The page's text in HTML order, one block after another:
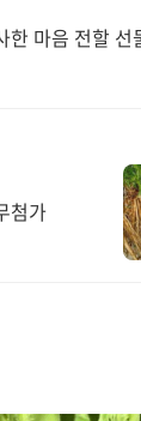
한 마음 전할 선
첨가